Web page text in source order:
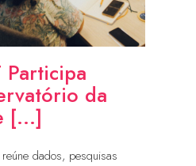
Participa
da
[...]
dados, pesquisas